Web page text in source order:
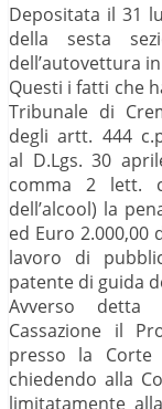
Depositata il 31
della sesta
dell’autovettura
Questi i fatti che
Tribunale di
degli artt. 444
al D.Lgs. 30
comma 2 lett.
dell’alcool) la
ed Euro
lavoro di
patente di guida
Avverso detta
Cassazione il
presso la
chiedendo alla
limitatamente